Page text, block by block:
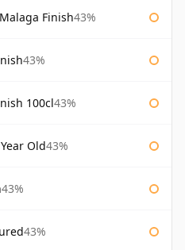
Finish43%
43%
100cl43%
Old43%
43%
43%